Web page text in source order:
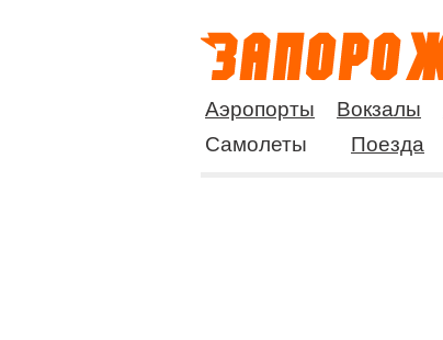
Аэропорты Вокзалы
Самолеты
Поезда